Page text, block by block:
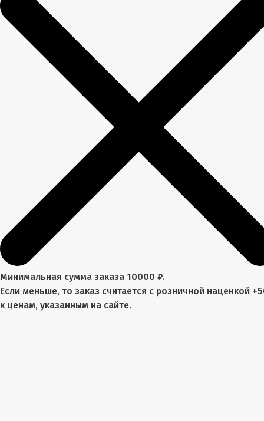
Минимальная сумма заказа 10000 ₽.
Если меньше, то заказ считается с розничной наценкой
к ценам, указанным на сайте.